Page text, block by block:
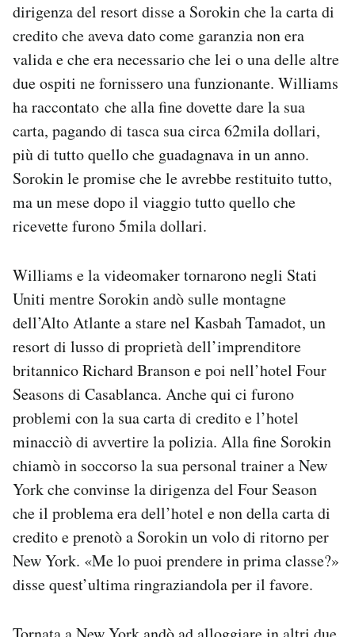
dirigenza del resort disse a Sorokin che la carta di
credito che aveva dato come garanzia non era
valida e che era necessario che lei o una delle altre
due ospiti ne fornissero una funzionante. Williams
ha raccontato che alla fine dovette dare la sua
carta, pagando di tasca sua circa 62mila dollari,
più di tutto quello che guadagnava in un anno.
Sorokin le promise che le avrebbe restituito tutto,
ma un mese dopo il viaggio tutto quello che
ricevette furono 5mila dollari.
Williams e la videomaker tornarono negli Stati
Uniti mentre Sorokin andò sulle montagne
dell’Alto Atlante a stare nel Kasbah Tamadot, un
resort di lusso di proprietà dell’imprenditore
britannico Richard Branson e poi nell’hotel Four
Seasons di Casablanca. Anche qui ci furono
problemi con la sua carta di credito e l’hotel
minacciò di avvertire la polizia. Alla fine Sorokin
chiamò in soccorso la sua personal trainer a New
York che convinse la dirigenza del Four Season
che il problema era dell’hotel e non della carta di
credito e prenotò a Sorokin un volo di ritorno per
New York. «Me lo puoi prendere in prima classe?»
disse quest’ultima ringraziandola per il favore.